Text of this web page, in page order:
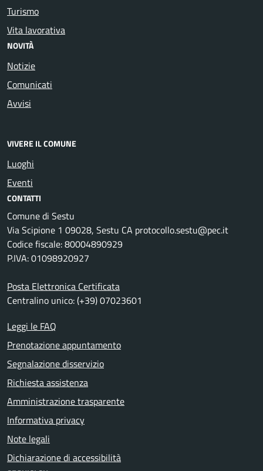
Turismo
Vita lavorativa
NOVITÀ
Notizie
Comunicati
Avvisi
VIVERE IL COMUNE
Luoghi
Eventi
CONTATTI
Comune di Sestu
Via Scipione 1 09028, Sestu CA protocollo.sestu@pec.it
Codice fiscale: 80004890929
P.IVA: 01098920927
Posta Elettronica Certificata
Centralino unico: (+39) 07023601
Leggi le FAQ
Prenotazione appuntamento
Segnalazione disservizio
Richiesta assistenza
Amministrazione trasparente
Informativa privacy
Note legali
Dichiarazione di accessibilità